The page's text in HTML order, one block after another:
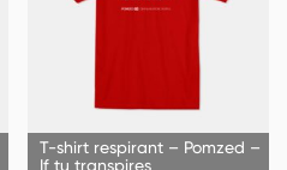
T-shirt respirant – Pomzed –
If tu transpires